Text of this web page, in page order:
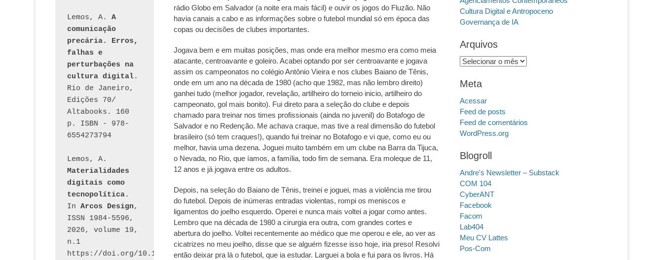
rádio Globo em Salvador (a noite era mais fácil) e ouvir os jogos do Fluzão. Não
havia canais a cabo e as informações sobre o futebol mundial só em época das
copas ou decisões de clubes importantes.
Jogava bem e em muitas posições, mas onde era melhor mesmo era como meia
atacante, centroavante e goleiro. Acabei optando por ser centroavante e jogava
assim os campeonatos no colégio Antônio Vieira e nos clubes Baiano de Tênis,
onde em um ano na década de 1980 (acho que 1982, mas não lembro direito)
ganhei tudo (melhor jogador, revelação, artilheiro do torneio inicio, artilheiro do
campeonato, gol mais bonito). Fui direto para a seleção do clube e depois
chamado para treinar nos times profissionais (ainda no juvenil) do Botafogo de
Salvador e no Redenção. Me achava craque, mas tive a real dimensão do futebol
brasileiro (só tem craques!), quando fui treinar no Botafogo e vi que, como eu ou
melhor, havia uma dezena. Joguei muito também em um clube na Barra da Tijuca,
o Nevada, no Rio, que íamos, a família, todo fim de semana. Era moleque de 11,
12 anos e já jogava entre os adultos.
Depois, na seleção do Baiano de Tênis, treinei e joguei, mas a violência me tirou
do futebol. Depois de inúmeras entradas violentas, rompi os meniscos e
ligamentos do joelho esquerdo. Operei e nunca mais voltei a jogar como antes.
Lembro que na década de 1980 a cirurgia era outra, com grandes cortes e
abertura do joelho. Voltei recentemente ao médico que me operou e ele, ao ver as
cicatrizes no meu joelho, disse que se alguém fizesse isso hoje, iria preso! Resolvi
então deixar pra lá o futebol, que ia estudar. Larguei a bola e fui para os livros. Há
Cultura Digital e Antropoceno
Governança de IA
Arquivos
Arquivos
Meta
Acessar
Feed de posts
Feed de comentários
WordPress.org
Blogroll
Andre's Newsletter – Substack
COM 104
CyberANT
Facebook
Facom
Lab404
Meu CV Lattes
Pos-Com
Lemos, A. A
comunicação
precária. Erros,
falhas e
perturbações na
cultura digital.
Rio de Janeiro,
Edições 70/
Altabooks. 160
p. ISBN - 978-
6554273794
Materialidades
digitais como
tecnopolítica.
In Arcos Design,
ISSN 1984-5596,
2026, volume 19,
n.1
https://doi.org/10.12957/arcosdesign.2026.95390